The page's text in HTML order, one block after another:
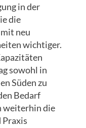
in der
die
neu
wichtiger.
sowohl in
Süden zu
Bedarf
weiterhin die
Praxis